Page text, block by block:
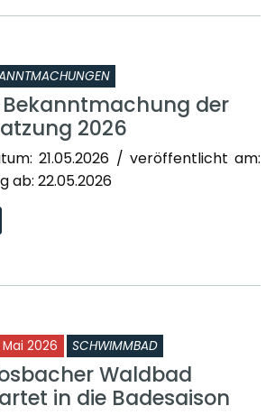
der
2026
21.05.2026 / veröffentlicht am:
ab: 22.05.2026
Mai 2026 SCHWIMMBAD
Waldbad
in die Badesaison